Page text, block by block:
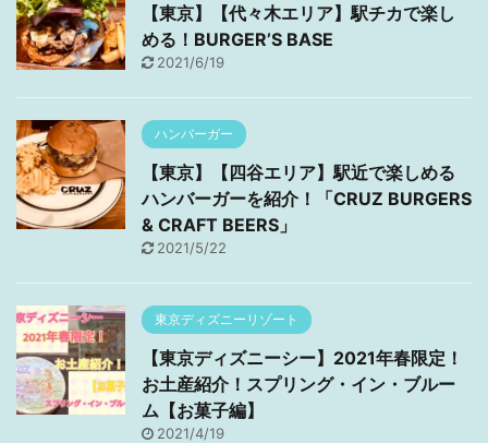
【東京】【代々木エリア】駅チカで楽し
める！BURGER’S BASE
2021/6/19
ハンバーガー
【東京】【四谷エリア】駅近で楽しめる
ハンバーガーを紹介！「CRUZ BURGERS
& CRAFT BEERS」
2021/5/22
東京ディズニーリゾート
【東京ディズニーシー】2021年春限定！
お土産紹介！スプリング・イン・ブルー
ム【お菓子編】
2021/4/19